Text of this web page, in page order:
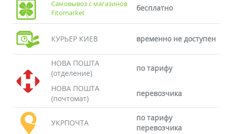
Самовывоз с магазинов
Fitomarket
бесплатно
КУРЬЕР КИЕВ временно не доступен
НОВА ПОШТА
(отделение)
по тарифу
НОВА ПОШТА
(почтомат)
перевозчика
УКРПОЧТА
по тарифу
перевозчика